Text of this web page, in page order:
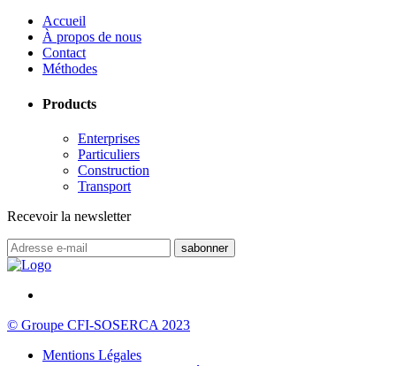
Accueil
À propos de nous
Contact
Méthodes
Products
Enterprises
Particuliers
Construction
Transport
Recevoir la newsletter
© Groupe CFI-SOSERCA 2023
Mentions Légales